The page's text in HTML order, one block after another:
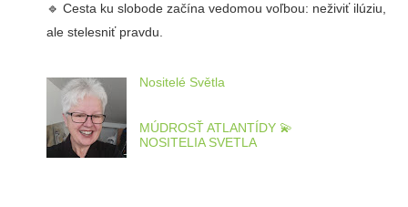
🔹 Cesta ku slobode začína vedomou voľbou: neživiť ilúziu,
ale stelesniť pravdu.
Nositelé Světla
MÚDROSŤ ATLANTÍDY 💫
NOSITELIA SVETLA